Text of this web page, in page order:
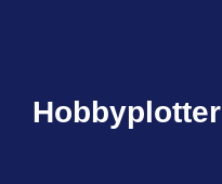
Hobbyplotter